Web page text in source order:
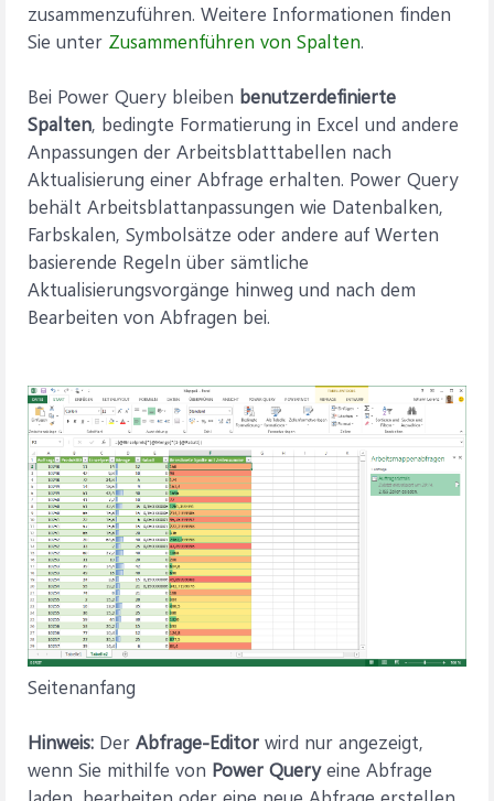
zusammenzuführen. Weitere Informationen finden
Sie unter Zusammenführen von Spalten.
Bei Power Query bleiben benutzerdefinierte
Spalten, bedingte Formatierung in Excel und andere
Anpassungen der Arbeitsblatttabellen nach
Aktualisierung einer Abfrage erhalten. Power Query
behält Arbeitsblattanpassungen wie Datenbalken,
Farbskalen, Symbolsätze oder andere auf Werten
basierende Regeln über sämtliche
Aktualisierungsvorgänge hinweg und nach dem
Bearbeiten von Abfragen bei.
Seitenanfang
Hinweis: Der Abfrage-Editor wird nur angezeigt,
wenn Sie mithilfe von Power Queryeine Abfrage